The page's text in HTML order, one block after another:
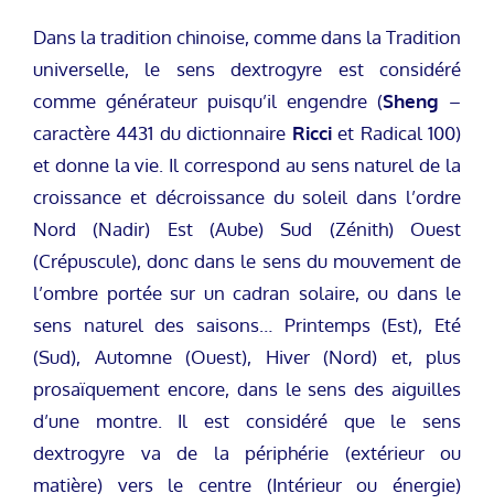
Dans la tradition chinoise, comme dans la Tradition
universelle, le sens dextrogyre est considéré
comme générateur puisqu’il engendre (Sheng –
caractère 4431 du dictionnaire Ricciet Radical 100)
et donne la vie. Il correspond au sens naturel de la
croissance et décroissance du soleil dans l’ordre
Nord (Nadir) Est (Aube) Sud (Zénith) Ouest
(Crépuscule), donc dans le sens du mouvement de
l’ombre portée sur un cadran solaire, ou dans le
sens naturel des saisons… Printemps (Est), Eté
(Sud), Automne (Ouest), Hiver (Nord) et, plus
prosaïquement encore, dans le sens des aiguilles
d’une montre. Il est considéré que le sens
dextrogyre va de la périphérie (extérieur ou
matière) vers le centre (Intérieur ou énergie)